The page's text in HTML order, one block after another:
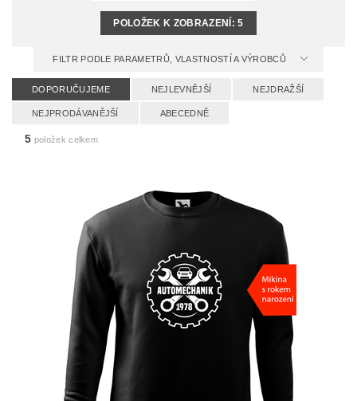
POLOŽEK K ZOBRAZENÍ:5
FILTR PODLE PARAMETRŮ, VLASTNOSTÍ A VÝROBCŮ
DOPORUČUJEME NEJLEVNĚJŠÍ NEJDRAŽŠÍ
NEJPRODÁVANĚJŠÍ ABECEDNĚ
5 položek celkem